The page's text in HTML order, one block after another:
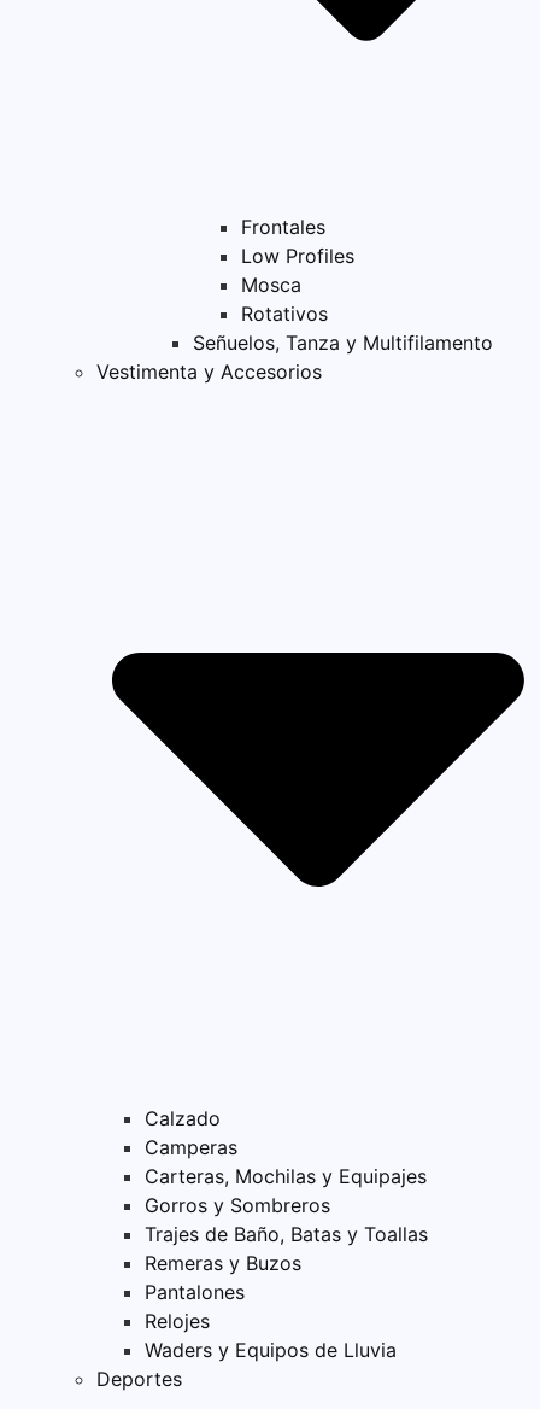
Frontales
Low Profiles
Mosca
Rotativos
Señuelos, Tanza y Multifilamento
Vestimenta y Accesorios
Calzado
Camperas
Carteras, Mochilas y Equipajes
Gorros y Sombreros
Trajes de Baño, Batas y Toallas
Remeras y Buzos
Pantalones
Relojes
Waders y Equipos de Lluvia
Deportes